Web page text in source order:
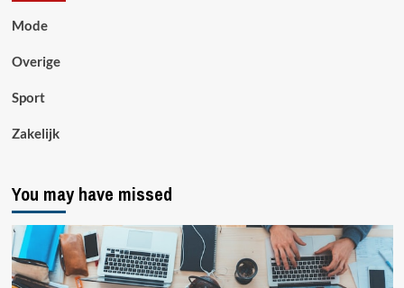
Mode
Overige
Sport
Zakelijk
You may have missed